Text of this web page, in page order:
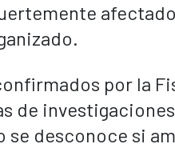
por la
de
se desconoce si